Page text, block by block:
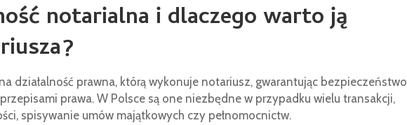
notarialna i dlaczego warto ją
działalność prawna, którą wykonuje notariusz, gwarantując bezpieczeństwo
prawa. W Polsce są one niezbędne w przypadku wielu transakcji,
spisywanie umów majątkowych czy pełnomocnictw.